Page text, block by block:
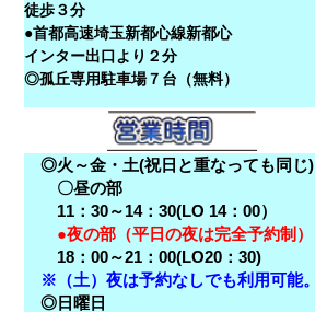
徒歩３分
●首都高速埼玉新都心線新都心
インター出口より２分
◎孤丘専用駐車場７台（無料）
◎火～金・土(祝日と重なっても同じ)
〇昼の部
11：30～14：30(LO 14：00）
●夜の部（平日の夜は完全予約制）
18：00～21：00(LO20：30)
※（土）夜は予約なしでも利用可能。
◎日曜日